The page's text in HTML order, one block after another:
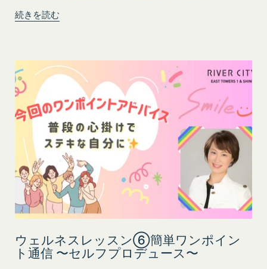
続きを読む
ウェルネスレッスン⑥簡単ワンポイン
ト通信 〜セルフプロデュース〜
当社が各サービスにおいて取得すると定めた情報
を利用する場合、当社は、端末識別子およびIPアド
レスを取得する場合があります。また、当社は、お
客様が端末に関連付けた名前、端末の種類、電話番
号、国、およびユーザー名、もしくはメールアドレ
スなど、お客様が提供することを選択したその他の
あらゆる情報を取得する場合があります。
位置情報
お客様が、端末または携帯端末上で当社のサービス
を利用し、そこで位置情報を提供することを認めた
場合、当社は、お客様の位置情報を取得することが
あります。通常はお客様のブラウザや端末の設定に
より無効にすることができますが、無効にした場合
には当社のサービスの一部が利用できなくなくなる
ことがあります。
スを利用されているものとみなします。
「会員」
れを承認した特定の法人、団体、個人をいいます。
「登録希望者」
本サービスの利用を希望する法人、団体、個人をい
います。
「会員登録」
第4条に規定する方法に従って、登録希望者が行う
本サービスの利用登録をいいます。
「登録情報」
登録希望者及び利用者が会員登録時に登録した当社
が定める情報、本サービス利用中に当社が必要と判
断して登録を求めた情報及びこれらの情報について
利用者自身が追加、変更を行った場合の当該情報を
いいます。